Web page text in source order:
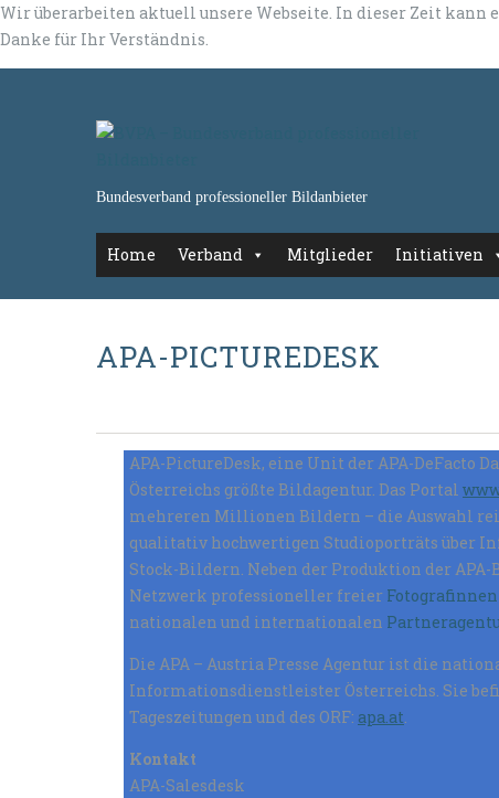
Wir überarbeiten aktuell unsere Webseite. In dieser Zeit
Danke für Ihr Verständnis.
Bundesverband professioneller Bildanbieter
Home Verband Mitglieder Initiativen
APA-PICTUREDESK
APA-PictureDesk, eine Unit der APA-DeFacto
Österreichs größte Bildagentur. Das Portal
mehreren Millionen Bildern – die Auswahl
qualitativ hochwertigen Studioporträts über
Stock-Bildern. Neben der Produktion der
Netzwerk professioneller freier
nationalen und internationalen
Die APA – Austria Presse Agentur ist die
Informationsdienstleister Österreichs. Sie
Tageszeitungen und des ORF: apa.at.
Kontakt
APA-Salesdesk